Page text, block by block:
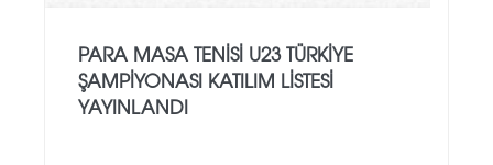
PARA MASA TENISI U23 TÜRKIYE
ŞAMPIYONASI KATILIM LISTESI
YAYINLANDI